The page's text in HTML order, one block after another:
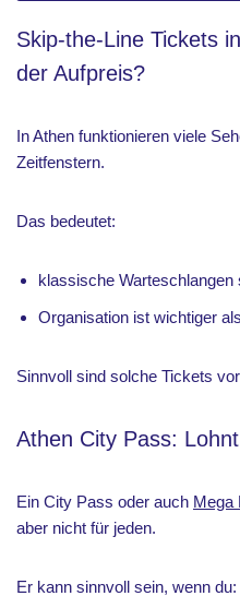
Skip-the-Line Tickets
der Aufpreis?
In Athen funktionieren viele
Zeitfenstern.
Das bedeutet:
klassische Warteschlangen
Organisation ist wichtiger
Sinnvoll sind solche Tickets
Athen City Pass:
Ein City Pass oder auch Mega
aber nicht für jeden.
Er kann sinnvoll sein, wenn du: